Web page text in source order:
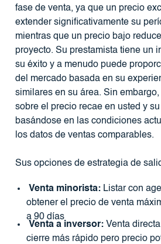
fase de venta, ya que un precio
extender significativamente su
mientras que un precio bajo
proyecto. Su prestamista tiene un
su éxito y a menudo puede
del mercado basada en su
similares en su área. Sin
sobre el precio recae en usted y
basándose en las condiciones
los datos de ventas comparables.
Sus opciones de estrategia de
Venta minorista:Listar con
obtener el precio de venta
a 90 días
Venta a inversor:Venta
cierre más rápido pero precio